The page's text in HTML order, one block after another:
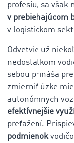
profesiu, sa však
v prebiehajúcom
v logistickom
Odvetvie už
nedostatkom
sebou prináša
zmierniť úzke
autonómnych
efektívnejšie
preťažení.
podmienok